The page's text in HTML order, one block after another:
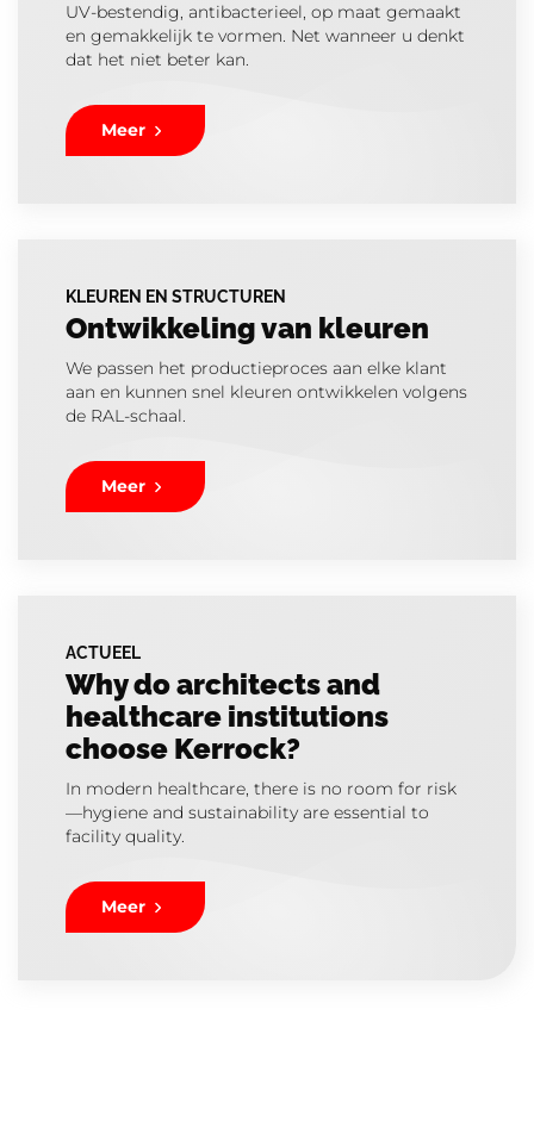
UV-bestendig, antibacterieel, op maat gemaakt
en gemakkelijk te vormen. Net wanneer u denkt
dat het niet beter kan.
Meer
KLEUREN EN STRUCTUREN
Ontwikkeling van kleuren
We passen het productieproces aan elke klant
aan en kunnen snel kleuren ontwikkelen volgens
de RAL-schaal.
Meer
ACTUEEL
Why do architects and
healthcare institutions
choose Kerrock?
In modern healthcare, there is no room for risk
—hygiene and sustainability are essential to
facility quality.
Meer